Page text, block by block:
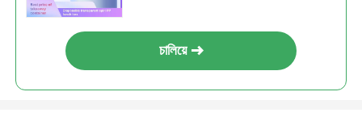
চালিয়ে